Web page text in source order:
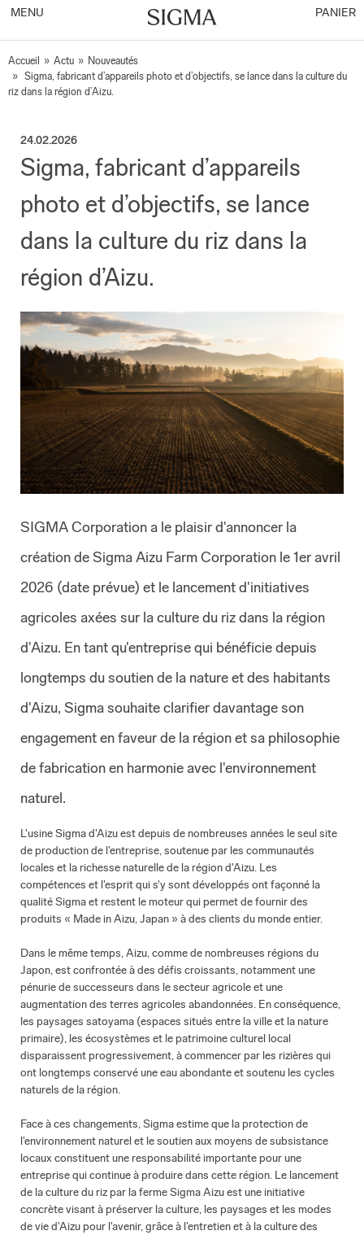
MENU PANIER
Accueil » Actu » Nouveautés
» Sigma, fabricant d’appareils photo et d’objectifs, se lance dans la culture du
riz dans la région d’Aizu.
24.02.2026
Sigma, fabricant d’appareils
photo et d’objectifs, se lance
dans la culture du riz dans la
région d’Aizu.
SIGMA Corporation a le plaisir d'annoncer la
création de Sigma Aizu Farm Corporation le 1er avril
2026 (date prévue) et le lancement d'initiatives
agricoles axées sur la culture du riz dans la région
d'Aizu. En tant qu'entreprise qui bénéficie depuis
longtemps du soutien de la nature et des habitants
d'Aizu, Sigma souhaite clarifier davantage son
engagement en faveur de la région et sa philosophie
de fabrication en harmonie avec l'environnement
naturel.
L'usine Sigma d'Aizu est depuis de nombreuses années le seul site
de production de l'entreprise, soutenue par les communautés
locales et la richesse naturelle de la région d'Aizu. Les
compétences et l'esprit qui s'y sont développés ont façonné la
qualité Sigma et restent le moteur qui permet de fournir des
produits « Made in Aizu, Japan » à des clients du monde entier.
Dans le même temps, Aizu, comme de nombreuses régions du
Japon, est confrontée à des défis croissants, notamment une
pénurie de successeurs dans le secteur agricole et une
augmentation des terres agricoles abandonnées. En conséquence,
les paysages satoyama (espaces situés entre la ville et la nature
primaire), les écosystèmes et le patrimoine culturel local
disparaissent progressivement, à commencer par les rizières qui
ont longtemps conservé une eau abondante et soutenu les cycles
naturels de la région.
Face à ces changements, Sigma estime que la protection de
l'environnement naturel et le soutien aux moyens de subsistance
locaux constituent une responsabilité importante pour une
entreprise qui continue à produire dans cette région. Le lancement
de la culture du riz par la ferme Sigma Aizu est une initiative
concrète visant à préserver la culture, les paysages et les modes
de vie d'Aizu pour l'avenir, grâce à l'entretien et à la culture des